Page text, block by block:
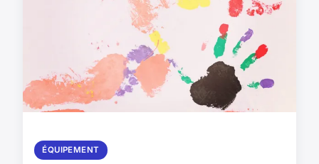
ÉQUIPEMENT